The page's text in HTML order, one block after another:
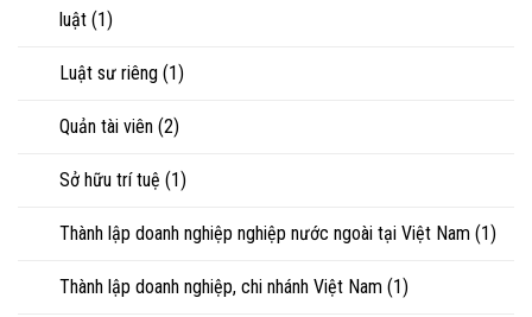
luật (1)
Luật sư riêng (1)
Quản tài viên (2)
Sở hữu trí tuệ (1)
Thành lập doanh nghiệp nghiệp nước ngoài tại Việt Nam (1)
Thành lập doanh nghiệp, chi nhánh Việt Nam (1)